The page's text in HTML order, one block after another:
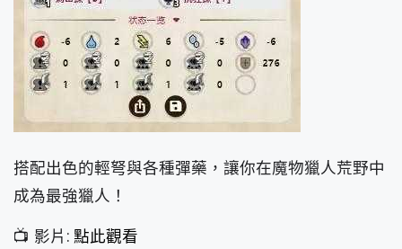
搭配出色的輕弩與各種彈藥，讓你在魔物獵人荒野中
成為最強獵人！
📺 影片: 點此觀看